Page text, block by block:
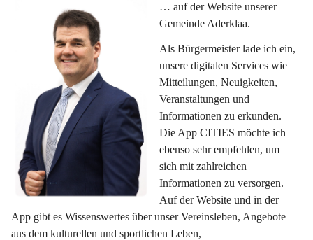
… auf der Website unserer
Gemeinde Aderklaa.
Als Bürgermeister lade ich ein,
unsere digitalen Services wie
Mitteilungen, Neuigkeiten,
Veranstaltungen und
Informationen zu erkunden.
Die App CITIES möchte ich
ebenso sehr empfehlen, um
sich mit zahlreichen
Informationen zu versorgen.
Auf der Website und in der
App gibt es Wissenswertes über unser Vereinsleben, Angebote
aus dem kulturellen und sportlichen Leben,